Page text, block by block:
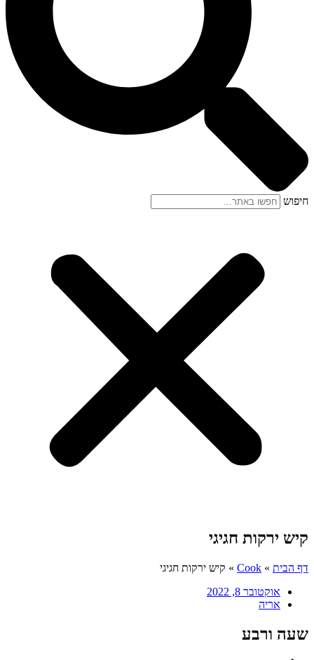
חיפוש
קיש ירקות חגיגי
דף הבית »
Cook
» קיש ירקות חגיגי
אוקטובר 8, 2022
אריה
שעה ורבע